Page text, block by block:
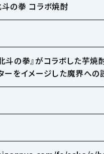
の拳 コラボ焼酎
斗の拳』がコラボした芋焼
ーをイメージした魔界への